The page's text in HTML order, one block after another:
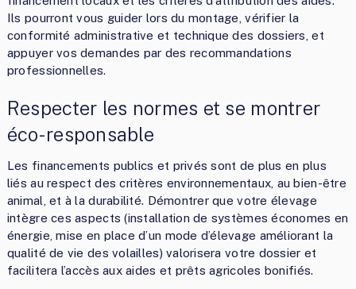
Ils pourront vous guider lors du montage, vérifier la
conformité administrative et technique des dossiers, et
appuyer vos demandes par des recommandations
professionnelles.
Respecter les normes et se montrer
éco-responsable
Les financements publics et privés sont de plus en plus
liés au respect des critères environnementaux, au bien-être
animal, et à la durabilité. Démontrer que votre élevage
intègre ces aspects (installation de systèmes économes en
énergie, mise en place d’un mode d’élevage améliorant la
qualité de vie des volailles) valorisera votre dossier et
facilitera l’accès aux aides et prêts agricoles bonifiés.